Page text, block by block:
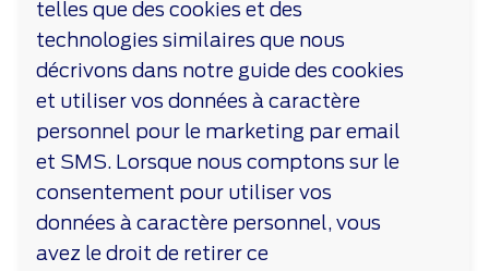
telles que des cookies et des
technologies similaires que nous
décrivons dans notre guide des cookies
et utiliser vos données à caractère
personnel pour le marketing par email
et SMS. Lorsque nous comptons sur le
consentement pour utiliser vos
données à caractère personnel, vous
avez le droit de retirer ce